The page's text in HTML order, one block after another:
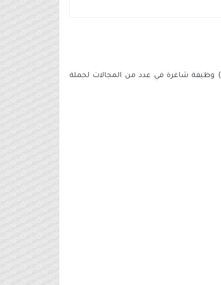
اعلنت شركة مشاريع الترفيه السعودية (الذراع التنفيذي لصندوق الاستثمارات العامة بقطاع الترفيه) عن طرح (12) وظيفة شاغرة في عدد من المجالات لحملة